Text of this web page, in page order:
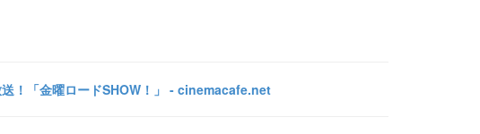
送！「金曜ロードSHOW！」 - cinemacafe.net